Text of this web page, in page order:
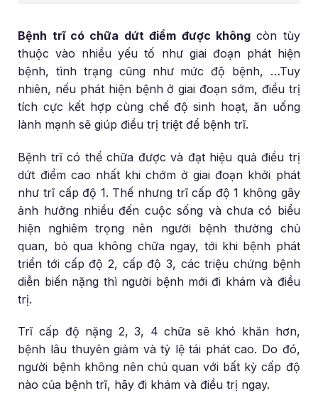
Bệnh trĩ có chữa dứt điểm được khôngcòn tùy
thuộc vào nhiều yếu tố như giai đoạn phát hiện
bệnh, tình trạng cũng như mức độ bệnh, …Tuy
nhiên, nếu phát hiện bệnh ở giai đoạn sớm, điều trị
tích cực kết hợp cùng chế độ sinh hoạt, ăn uống
lành mạnh sẽ giúp điều trị triệt để bệnh trĩ.
Bệnh trĩ có thể chữa được và đạt hiệu quả điều trị
dứt điểm cao nhất khi chớm ở giai đoạn khởi phát
như trĩ cấp độ 1. Thế nhưng trĩ cấp độ 1 không gây
ảnh hưởng nhiều đến cuộc sống và chưa có biểu
hiện nghiêm trọng nên người bệnh thường chủ
quan, bỏ qua không chữa ngay, tới khi bệnh phát
triển tới cấp độ 2, cấp độ 3, các triệu chứng bệnh
diễn biến nặng thì người bệnh mới đi khám và điều
trị.
Trĩ cấp độ nặng 2, 3, 4 chữa sẽ khó khăn hơn,
bệnh lâu thuyên giảm và tỷ lệ tái phát cao. Do đó,
người bệnh không nên chủ quan với bất kỳ cấp độ
nào của bệnh trĩ, hãy đi khám và điều trị ngay.